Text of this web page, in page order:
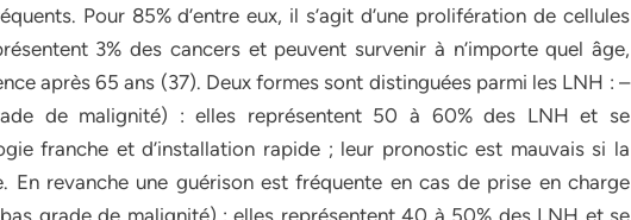
Pour 85% d’entre eux, il s’agit d’une prolifération de cellules
3% des cancers et peuvent survenir à n’importe quel âge,
après 65 ans (37). Deux formes sont distinguées parmi les LNH : –
de malignité) : elles représentent 50 à 60% des LNH et se
franche et d’installation rapide ; leur pronostic est mauvais si la
En revanche une guérison est fréquente en cas de prise en charge
grade de malignité) : elles représentent 40 à 50% des LNH et se